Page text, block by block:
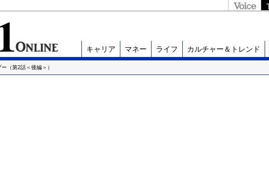
キャリア マネー ライフ カルチャー＆トレンド
（第2話＜後編＞）